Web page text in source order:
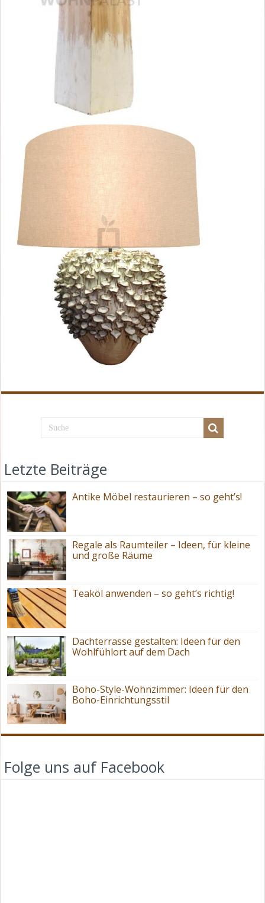
Letzte Beiträge
Antike Möbel restaurieren – so geht’s!
Regale als Raumteiler – Ideen, für kleine
und große Räume
Teaköl anwenden – so geht’s richtig!
Dachterrasse gestalten: Ideen für den
Wohlfühlort auf dem Dach
Boho-Style-Wohnzimmer: Ideen für den
Boho-Einrichtungsstil
Folge uns auf Facebook